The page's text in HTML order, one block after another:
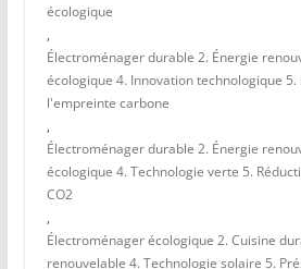
écologique
,
Électroménager durable 2. Énergie
écologique 4. Innovation technologique 5.
l'empreinte carbone
,
Électroménager durable 2. Énergie
écologique 4. Technologie verte 5.
CO2
,
Électroménager écologique 2. Cuisine
renouvelable 4. Technologie solaire 5.